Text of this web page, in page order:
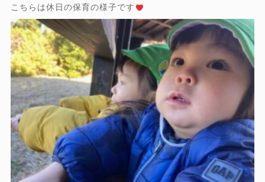
こちらは休日の保育の様子です